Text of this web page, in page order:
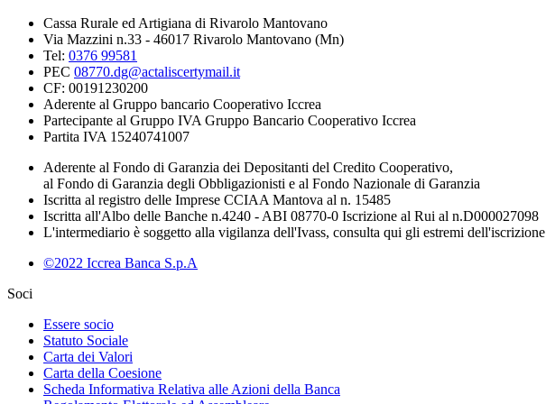
Cassa Rurale ed Artigiana di Rivarolo Mantovano
Via Mazzini n.33 - 46017 Rivarolo Mantovano (Mn)
Tel: 0376 99581
PEC 08770.dg@actaliscertymail.it
CF: 00191230200
Aderente al Gruppo bancario Cooperativo Iccrea
Partecipante al Gruppo IVA Gruppo Bancario Cooperativo Iccrea
Partita IVA 15240741007
Aderente al Fondo di Garanzia dei Depositanti del Credito Cooperativo,
al Fondo di Garanzia degli Obbligazionisti e al Fondo Nazionale di Garanzia
Iscritta al registro delle Imprese CCIAA Mantova al n. 15485
Iscritta all'Albo delle Banche n.4240 - ABI 08770-0 Iscrizione al Rui al n.D000027098
L'intermediario è soggetto alla vigilanza dell'Ivass, consulta qui gli estremi dell'iscrizione
©2022 Iccrea Banca S.p.A
Soci
Essere socio
Statuto Sociale
Carta dei Valori
Carta della Coesione
Scheda Informativa Relativa alle Azioni della Banca